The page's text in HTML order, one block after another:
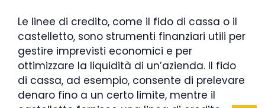
Le linee di credito, come il fido di cassa o il
castelletto, sono strumenti finanziari utili per
gestire imprevisti economici e per
ottimizzare la liquidità di un’azienda. Il fido
di cassa, ad esempio, consente di prelevare
denaro fino a un certo limite, mentre il